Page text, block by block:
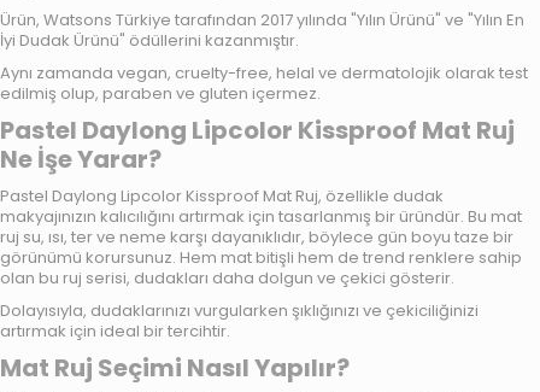
Ürün, Watsons Türkiye tarafından 2017 yılında "Yılın Ürünü" ve "Yılın En
İyi Dudak Ürünü" ödüllerini kazanmıştır.
Aynı zamanda vegan, cruelty-free, helal ve dermatolojik olarak test
edilmiş olup, paraben ve gluten içermez.
Pastel Daylong Lipcolor Kissproof Mat Ruj
Ne İşe Yarar?
Pastel Daylong Lipcolor Kissproof Mat Ruj, özellikle dudak
makyajınızın kalıcılığını artırmak için tasarlanmış bir üründür. Bu mat
ruj su, ısı, ter ve neme karşı dayanıklıdır, böylece gün boyu taze bir
görünümü korursunuz. Hem mat bitişli hem de trend renklere sahip
olan bu ruj serisi, dudakları daha dolgun ve çekici gösterir.
Dolayısıyla, dudaklarınızı vurgularken şıklığınızı ve çekiciliğinizi
artırmak için ideal bir tercihtir.
Mat Ruj Seçimi Nasıl Yapılır?